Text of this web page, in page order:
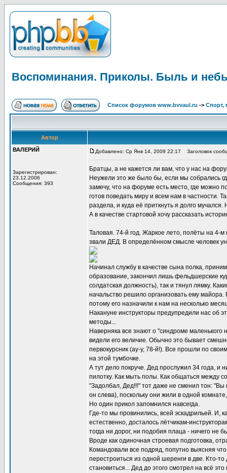
Воспоминания. Приколы. Быль и
Список форумов www.bvvaul.ru -> Спорт,
Автор
ВАЛЕРИЙ
Зарегистрирован:
23.12.2006
Сообщения: 393
Добавлено: Ср Янв 14, 2009 22:17 Заголовок
Братцы, а не кажется ли вам, что у нас на
Неужели это же было бы, если мы собрались
замечу, что на форуме есть место, где можно
готов поведать миру и всем нам в частности.
раздела, и куда её приткнуть я долго
А в качестве стартовой хочу рассказать
Таловая. 74-й год. Жаркое лето, полёты на 4-
звали ДЕД. В определённом смысле человек
Начинал службу в качестве сына полка,
образование, закончил лишь фельдшерские
солдатская должность), так и тянул лямку.
начальство решило организовать ему
потому его назначили к нам на несколько
Накануне инструкторы предупредили нас об
методы...
Наверняка все знают о "синдроме
видели его величие. Обычно это бывает
первокурсник (ау-у, 78-й!). Все прошли по
на этой тумбочке.
А тут дело покруче. Дед прослужил 34 года,
пилотку. Как мыть полы. Как общаться между
"Задолбал, Дед!!!" тот даже не сменил тон:
он слева), поскольку они жили в одной
Но один прикол запомнился навсегда.
Где-то мы провинились, всей эскадрильей. И,
естественно, досталось лётчикам-
тогда ни дорог, ни подобия плаца - ничего не
Вроде как одиночная строевая подготовка,
Командовали все подряд, попутно выясняя
перестроиться из одной шеренги в две. Кто-
становиться... Дед до этого смотрел на всё